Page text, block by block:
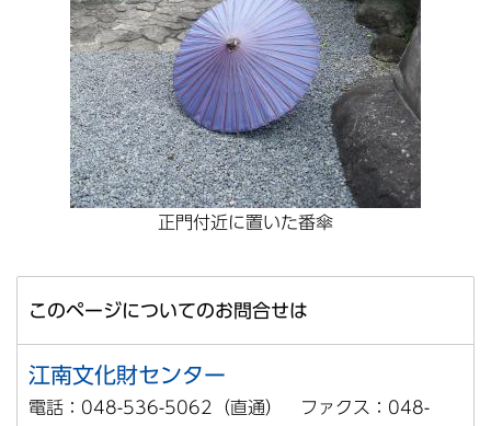
正門付近に置いた番傘
このページについてのお問合せは
江南文化財センター
電話：048-536-5062（直通） ファクス：048-